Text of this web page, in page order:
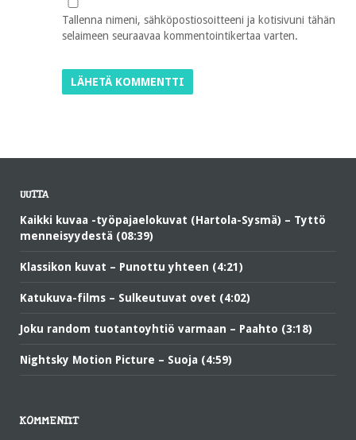
Tallenna nimeni, sähköpostiosoitteeni ja kotisivuni tähän
selaimeen seuraavaa kommentointikertaa varten.
UUTTA
Kaikki kuvaa -työpajaelokuvat (Hartola-Sysmä) – Tyttö
menneisyydestä (08:39)
Klassikon kuvat – Punottu yhteen (4:21)
Katukuva-films – Sulkeutuvat ovet (4:02)
Joku random tuotantoyhtiö varmaan – Paahto (3:18)
Nightsky Motion Picture – Suoja (4:59)
KOMMENTIT